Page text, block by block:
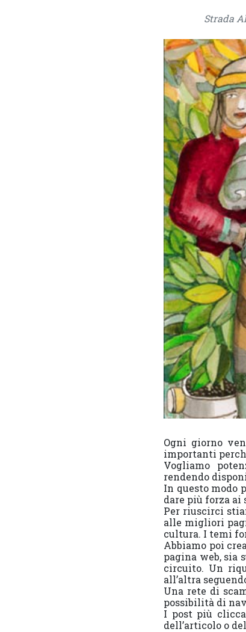
Strada
Ogni giorno
importanti
Vogliamo
rendendo
In questo modo
dare più forza
Per riuscirci
alle migliori
cultura. I temi
Abbiamo poi
pagina web, sia
circuito. Un
all’altra
Una rete di
possibilità di
I post più
dell’articolo o